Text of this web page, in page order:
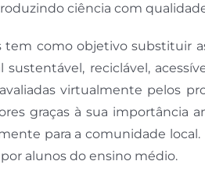
ciência com
como objetivo substituir
reciclável,
virtualmente pelos
graças à sua importância
para a comunidade
alunos do ensino médio.